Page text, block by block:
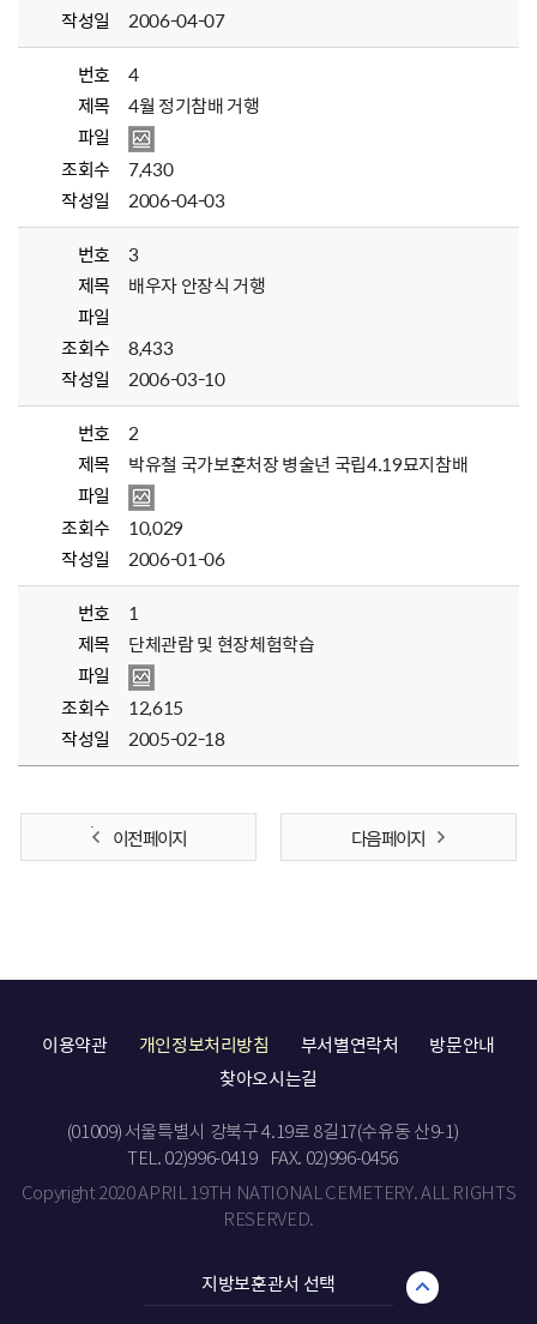
작성일
2006-04-07
번호
4
제목
4월 정기참배 거행
파일
조회수
7,430
작성일
2006-04-03
번호
3
제목
배우자 안장식 거행
파일
조회수
8,433
작성일
2006-03-10
번호
2
제목
박유철 국가보훈처장 병술년 국립4.19묘지참배
파일
조회수
10,029
작성일
2006-01-06
번호
1
제목
단체관람 및 현장체험학습
파일
조회수
12,615
작성일
2005-02-18
이전 페이지 다음 페이지
이용약관 개인정보처리방침 부서별연락처
방문안내
찾아오시는길
(01009) 서울특별시 강북구 4.19로 8길17(수유동 산9-1)
TEL. 02)996-0419
FAX. 02)996-0456
Copyright 2020 APRIL 19TH NATIONAL CEMETERY. ALL RIGHTS
RESERVED.
지방보훈관서 선택